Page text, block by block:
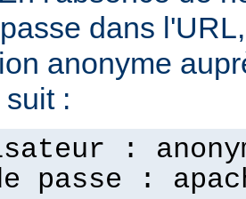
dans
anonyme
:
:
passe :